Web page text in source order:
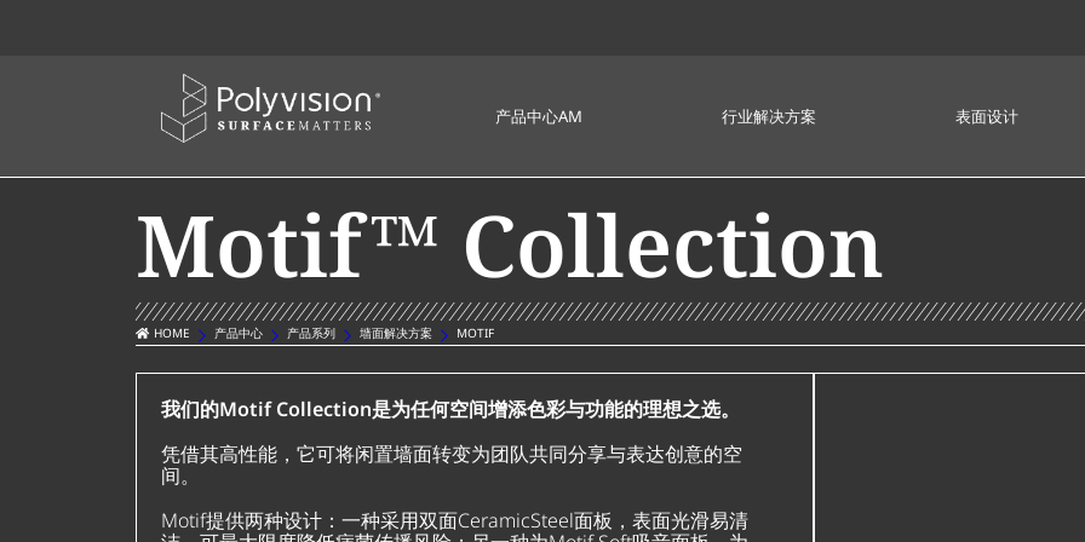
产品中心AM 行业解决方案 表面设计
Motif™ Collection
HOME 产品中心 产品系列 墙面解决方案 MOTIF
我们的Motif Collection是为任何空间增添色彩与功能的理想之选。
凭借其高性能，它可将闲置墙面转变为团队共同分享与表达创意的空
间。
Motif提供两种设计：一种采用双面CeramicSteel面板，表面光滑易清